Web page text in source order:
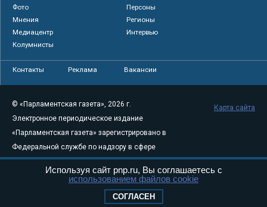
Фото
Персоны
Мнения
Регионы
Медиацентр
Интервью
Колумнисты
Контакты Реклама Вакансии
© «Парламентская газета», 2026 г.
Электронное периодическое издание
«Парламентская газета» зарегистрировано в
Федеральной службе по надзору в сфере
связи, информационных технологий и
массовых коммуникаций (Роскомнадзор) 05
Свидетельство о регистрации Эл № ФС77-
Карта сайта
Используя сайт pnp.ru, Вы соглашаетесь с
использованием файлов cookie
СОГЛАСЕН